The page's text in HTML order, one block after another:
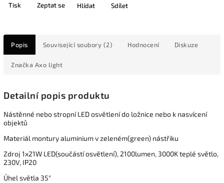
Tisk Zeptat se Hlídat Sdílet
Popis Související soubory (2) Hodnocení Diskuze
Značka Axo light
Detailní popis produktu
Nástěnné nebo stropní LED osvětlení do ložnice nebo k nasvícení
objektů
Materiál montury aluminium v zeleném(green) nástřiku
Zdroj 1x21W LED(součástí osvětlení), 2100lumen, 3000K teplé světlo,
230V, IP20
Úhel světla 35°